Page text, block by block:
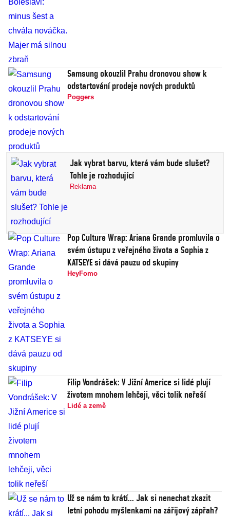
Samsung okouzlil Prahu dronovou show k
odstartování prodeje nových produktů
Poggers
Jak vybrat barvu, která vám bude slušet?
Tohle je rozhodující
Reklama
Pop Culture Wrap: Ariana Grande promluvila o
svém ústupu z veřejného života a Sophia z
KATSEYE si dává pauzu od skupiny
HeyFomo
Filip Vondrášek: V Jižní Americe si lidé plují
životem mnohem lehčeji, věci tolik neřeší
Lidé a země
Už se nám to krátí... Jak si nenechat zkazit
letní pohodu myšlenkami na zářijový zápřah?